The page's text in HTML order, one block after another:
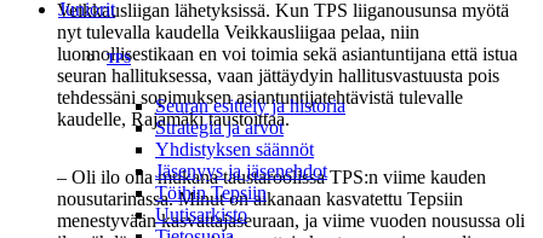
Juniorit
TPS
Seuran esittely ja historia
Strategia ja arvot
Yhdistyksen säännöt
Jäsenyys ja jäsenehdot
Töihin Tepsiin
Uutisarkisto
Veikkausliigan lähetyksissä. Kun TPS liiganousunsa myötä
nyt tulevalla kaudella Veikkausliigaa pelaa, niin
luonnollisestikaan en voi toimia sekä asiantuntijana että istua
seuran hallituksessa, vaan jättäydyin hallitusvastuusta pois
tehdessäni sopimuksen asiantuntijatehtävistä tulevalle
kaudelle, Rajamäki taustoittaa.
– Oli ilo olla mukana taustaroolissa TPS:n viime kauden
nousutarinassa. Minut on aikanaan kasvatettu Tepsiin
menestyvään kasvattajaseuraan, ja viime vuoden nousussa oli